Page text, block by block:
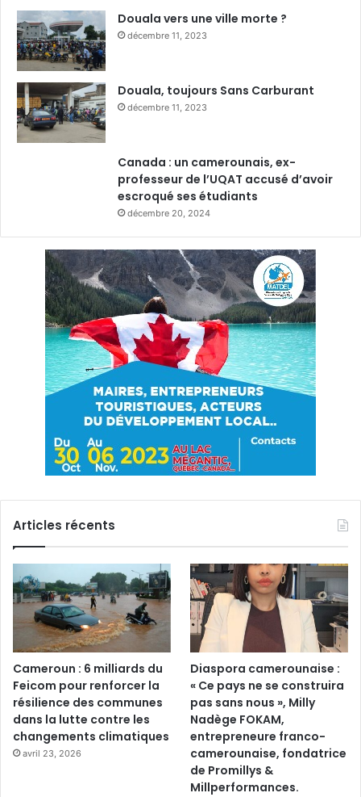
Douala vers une ville morte ?
décembre 11, 2023
Douala, toujours Sans Carburant
décembre 11, 2023
Canada : un camerounais, ex-
professeur de l’UQAT accusé d’avoir
escroqué ses étudiants
décembre 20, 2024
Articles récents
Cameroun : 6 milliards du
Feicom pour renforcer la
résilience des communes
dans la lutte contre les
changements climatiques
avril 23, 2026
Diaspora camerounaise :
« Ce pays ne se construira
pas sans nous », Milly
Nadège FOKAM,
entrepreneure franco-
camerounaise, fondatrice
de Promillys &
Millperformances.